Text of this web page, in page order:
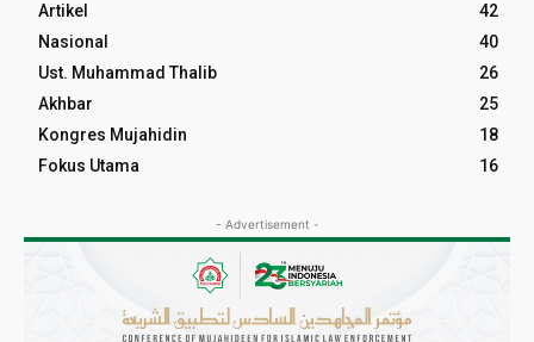
Artikel
42
Nasional
40
Ust. Muhammad Thalib
26
Akhbar
25
Kongres Mujahidin
18
Fokus Utama
16
- Advertisement -